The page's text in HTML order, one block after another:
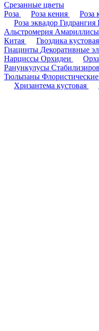
Срезанные цветы
Роза
Роза кения Роза
Роза эквадор Гидрангия
Альстромерия Амариллисы
Китая
Гвоздика кустовая
Гиацинты Декоративные
Нарциссы Орхидеи
Ранункулусы
Тюльпаны
Хризантема кустовая